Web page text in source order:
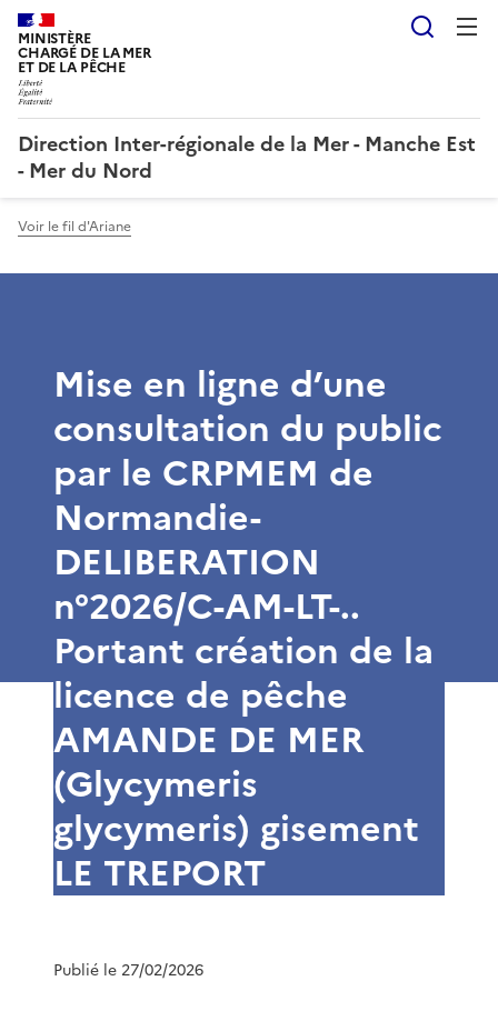
MINISTÈRE
CHARGÉ DE LA MER
ET DE LA PÊCHE
Direction Inter-régionale de la Mer - Manche Est
- Mer du Nord
Voir le fil d'Ariane
Mise en ligne d’une
consultation du public
par le CRPMEM de
Normandie-
DELIBERATION
n°2026/C-AM-LT-..
Portant création de la
licence de pêche
AMANDE DE MER
(Glycymeris
glycymeris) gisement
LE TREPORT
Publié le 27/02/2026